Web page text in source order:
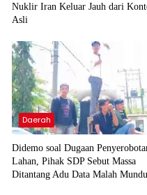
Nuklir Iran Keluar Jauh dari
Asli
Daerah
Didemo soal Dugaan
Lahan, Pihak SDP Sebut Massa
Ditantang Adu Data Malah